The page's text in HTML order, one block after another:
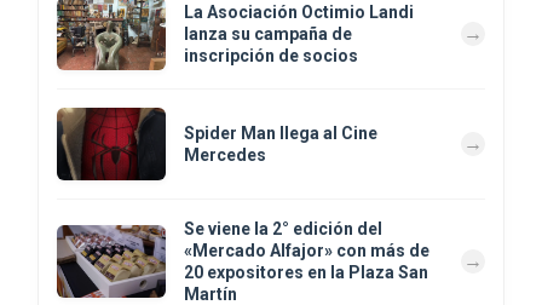
La Asociación Octimio Landi
lanza su campaña de
inscripción de socios
Spider Man llega al Cine
Mercedes
Se viene la 2° edición del
«Mercado Alfajor» con más de
20 expositores en la Plaza San
Martín